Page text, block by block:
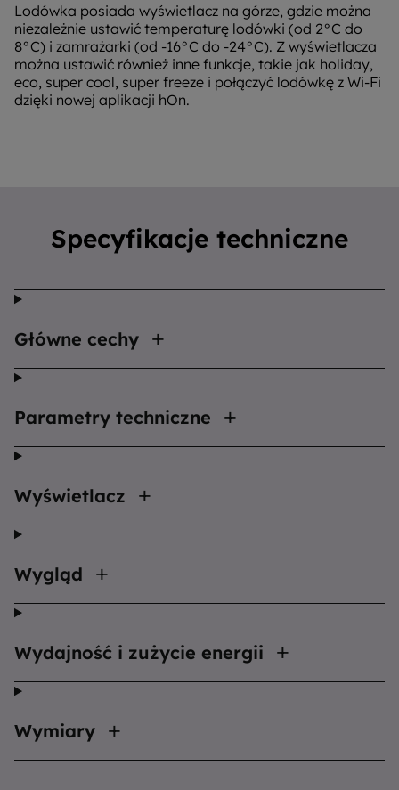
Lodówka posiada wyświetlacz na górze, gdzie można
niezależnie ustawić temperaturę lodówki (od 2°C do
8°C) i zamrażarki (od -16°C do -24°C). Z wyświetlacza
można ustawić również inne funkcje, takie jak holiday,
eco, super cool, super freeze i połączyć lodówkę z Wi-Fi
dzięki nowej aplikacji hOn.
Specyfikacje techniczne
Główne cechy
Parametry techniczne
Wyświetlacz
Wygląd
Wydajność i zużycie energii
Wymiary